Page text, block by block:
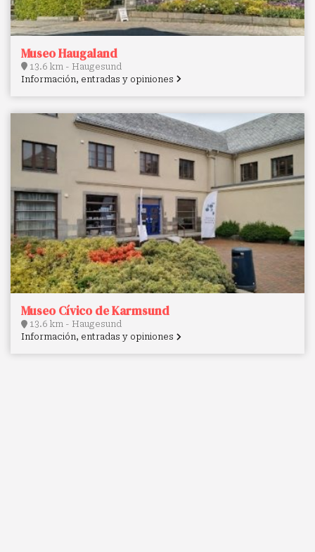
Museo Haugaland
13.6 km - Haugesund
Información, entradas y opiniones
Museo Cívico de Karmsund
13.6 km - Haugesund
Información, entradas y opiniones